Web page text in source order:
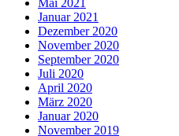
Mai 2021
Januar 2021
Dezember 2020
November 2020
September 2020
Juli 2020
April 2020
März 2020
Januar 2020
November 2019